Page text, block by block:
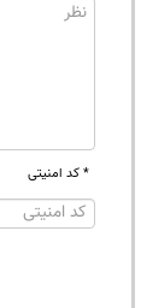
* کد امنیتی